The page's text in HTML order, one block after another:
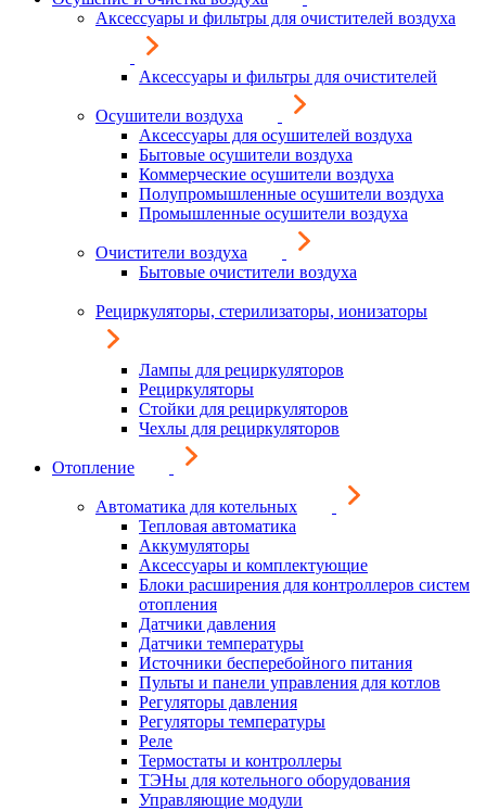
Аксессуары и фильтры для очистителей воздуха
Аксессуары и фильтры для очистителей
Осушители воздуха
Аксессуары для осушителей воздуха
Бытовые осушители воздуха
Коммерческие осушители воздуха
Полупромышленные осушители воздуха
Промышленные осушители воздуха
Очистители воздуха
Бытовые очистители воздуха
Рециркуляторы, стерилизаторы, ионизаторы
Лампы для рециркуляторов
Рециркуляторы
Стойки для рециркуляторов
Чехлы для рециркуляторов
Отопление
Автоматика для котельных
Тепловая автоматика
Аккумуляторы
Аксессуары и комплектующие
Блоки расширения для контроллеров систем
отопления
Датчики давления
Датчики температуры
Источники бесперебойного питания
Пульты и панели управления для котлов
Регуляторы давления
Регуляторы температуры
Реле
Термостаты и контроллеры
ТЭНы для котельного оборудования
Управляющие модули